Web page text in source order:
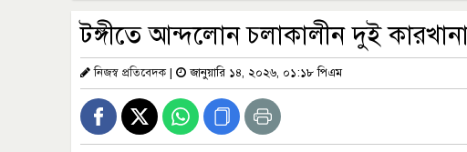
টঙ্গীতে আন্দলোন চলাকালীন দুই
নিজস্ব প্রতিবেদক| জানুয়ারি ১৪, ২০২৬, ০১:১৮ পিএম